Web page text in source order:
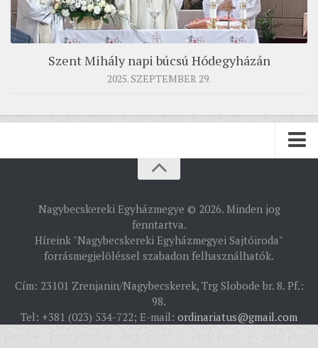
Szent Mihály napi búcsú Hódegyházán
2025. SZEPTEMBER 29.
TÖRTÉNELEM
EGYHÁZMEGYEI LEVÉLTÁR
LELKIPÁSZTOROK
SZERZETESRENDEK
Nagybecskereki Egyházmegye © 2026. Minden jog
fenntartva.
Híreink "Nagybecskereki Egyházmegyei Sajtóiroda"
forrásmegjelöléssel szabadon felhasználhatók.
Cím: 23101 Zrenjanin/Nagybecskerek, Trg Slobode br. 8. Pf.:
98.
Tel: +381 (023) 534-722; E-mail: ordinariatus@gmail.com